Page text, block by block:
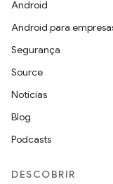
Android
Android para
Segurança
Source
Notícias
Blog
Podcasts
DESCOBRIR